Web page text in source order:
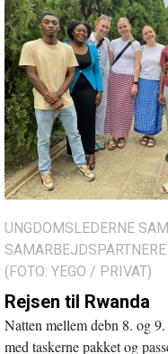
UNGDOMSLEDERNE
(FOTO: YEGO / PRIVAT)
Rejsen til Rwanda
Natten mellem debn 8. og
med taskerne pakket og